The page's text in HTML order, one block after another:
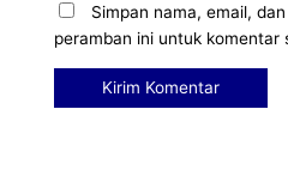
Simpan nama, email,
peramban ini untuk komentar